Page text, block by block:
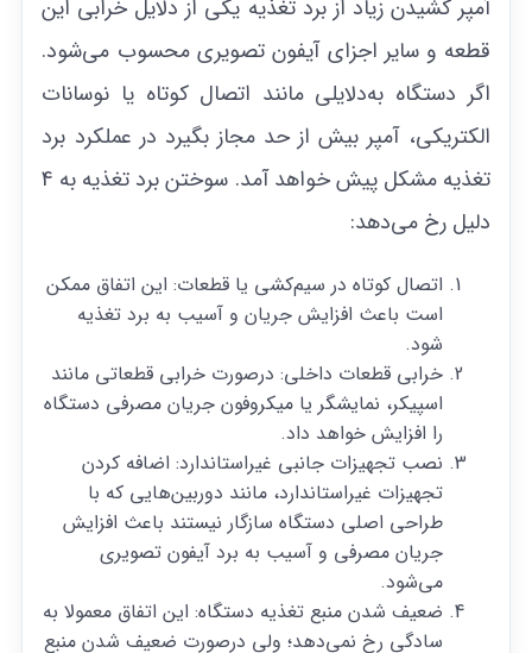
آمپر کشیدن زیاد از برد تغذیه یکی از دلایل خرابی این
قطعه و سایر اجزای آیفون تصویری محسوب می‌شود.
اگر دستگاه به‌دلایلی مانند اتصال کوتاه یا نوسانات
الکتریکی، آمپر بیش از حد مجاز بگیرد در عملکرد برد
تغذیه مشکل پیش خواهد آمد. سوختن برد تغذیه به 4
دلیل رخ می‌دهد:
اتصال کوتاه در سیم‌کشی یا قطعات: این اتفاق ممکن
است باعث افزایش جریان و آسیب به برد تغذیه
شود.
خرابی قطعات داخلی: در‌صورت خرابی قطعاتی مانند
اسپیکر، نمایشگر یا میکروفون جریان مصرفی دستگاه
را افزایش خواهد داد.
نصب تجهیزات جانبی غیراستاندارد: اضافه کردن
تجهیزات غیراستاندارد، مانند دوربین‌هایی که با
طراحی اصلی دستگاه سازگار نیستند باعث افزایش
جریان مصرفی و آسیب به برد آیفون تصویری
می‌شود.
ضعیف شدن منبع تغذیه دستگاه: این اتفاق معمولا به
سادگی رخ نمی‌دهد؛ ولی در‌صورت ضعیف شدن منبع